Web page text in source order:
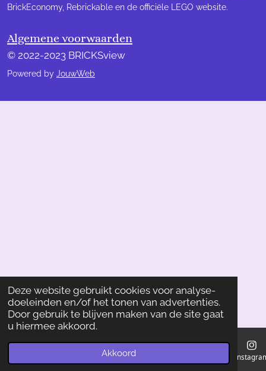
Deze website gebruikt cookies voor analyse-
doeleinden en/of het tonen van advertenties.
Door gebruik te blijven maken van de site gaat
u hiermee akkoord.
Akkoord
BrickEconomy, Rebrickable en de officiële LEGO website.
Algemene voorwaarden
© 2022-2023 BRICKSview
Powered by JouwWeb
E-mailadres